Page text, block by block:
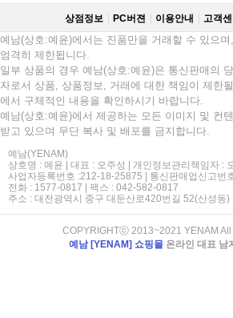
상점정보 PC버젼 이용안내 고객
예남(상호:예윤)에서는 진품만을 거래할 수 있으
엄격히 제한됩니다.
일부 상품의 경우 예남(상호:예윤)은 통신판매의
자로서 상품, 상품정보, 거래에 대한 책임이 제한
에서 구체적인 내용을 확인하시기 바랍니다.
예남(상호:예윤)에서 제공하는 모든 이미지 및 컨
받고 있으며 무단 복사 및 배포를 금지합니다.
예남(YENAM)
상호명 : 예윤 | 대표 : 오주성 | 개인정보관리책임자 :
사업자등록번호 :212-18-25875 | 통신판매업신고번
전화 : 1577-0817 | 팩스 : 042-582-0817
주소 : 대전광역시 중구 대둔산로420번길 52(산성동)
COPYRIGHTⓒ 2013~2021 YENAM
예남 [YENAM] 쇼핑몰온라인 대표 남